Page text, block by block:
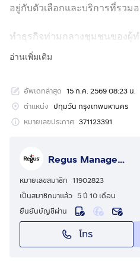
อยู่กับตัวเลือกและบริการที่รวม
ทำธุรกิจท่ามกลางชุมชนของผู้
นิ่ง สร้างความประทับใจแรกใ
ชั้น 24 ของอาคารสำนักงานจา
กรุงเทพมหานคร เป็นที่ตั้งของ
ให้เช่า และห้องสัมมนาให้เช่าที่
เดียวที่เชื่อมต่อโดยตรงกับสถา
(และศูนย์การค้า)
นอกจากนี้ยังสามารถเดินทางไ
รถไฟฟ้าใต้ดินหัวลำโพงได้อย่
สามารถหาพื้นที่จอดรถซึ่งอำน
ชั้น 2 ไปจนถึงชั้น 10 ภายใน
อ่านเพิ่มเติม
อัพเดทล่าสุด 15 ก.ค. 2569 08:23 น.
ตำแหน่ง ปทุมวัน กรุงเทพมหานคร
หมายเลขประกาศ 371123391
Regus Management Thailand
หมายเลขสมาชิก 11902823
เป็นสมาชิกมาแล้ว 5 ปี 10 เดือน
ยืนยันบัญชีผ่าน
โทร